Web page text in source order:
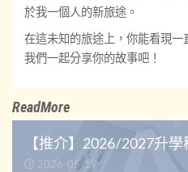
於我一個人的新旅途。
在這未知的旅途上，你能看現
我們一起分享你的故事吧！
ReadMore
【推介】2026/2027升學
2026-05-19